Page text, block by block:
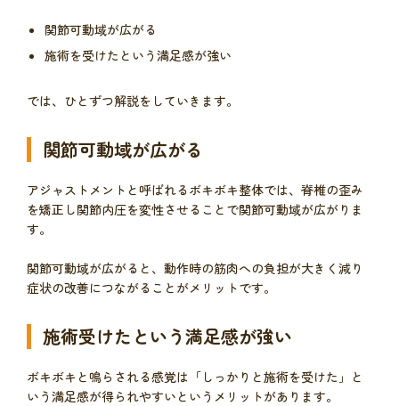
関節可動域が広がる
施術を受けたという満足感が強い
では、ひとずつ解説をしていきます。
関節可動域が広がる
アジャストメントと呼ばれるボキボキ整体では、脊椎の歪み
を矯正し関節内圧を変性させることで関節可動域が広がりま
す。
関節可動域が広がると、動作時の筋肉への負担が大きく減り
症状の改善につながることがメリットです。
施術受けたという満足感が強い
ボキボキと鳴らされる感覚は「しっかりと施術を受けた」と
いう満足感が得られやすいというメリットがあります。